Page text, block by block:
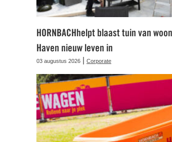
HORNBACHhelpt blaast tuin van
Haven nieuw leven in
03 augustus 2026 Corporate